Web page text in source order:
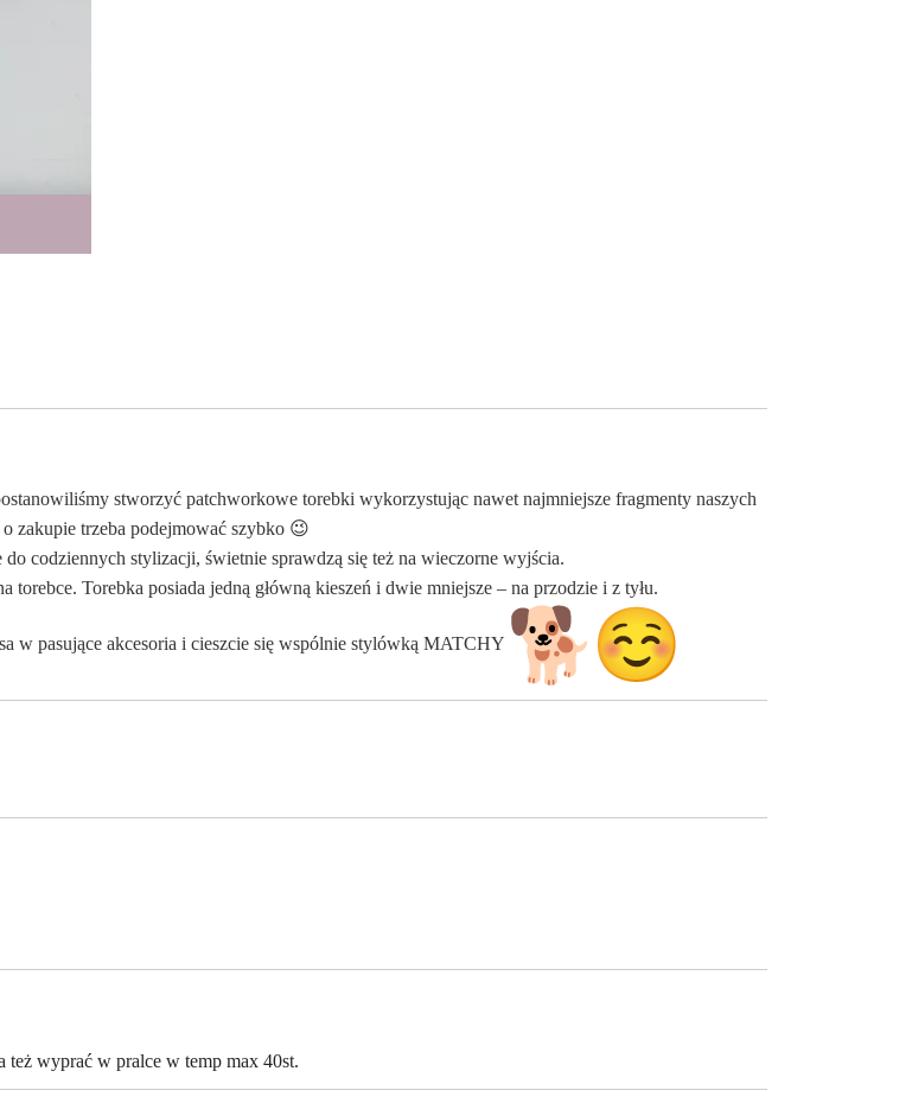
stworzyć patchworkowe torebki wykorzystując nawet najmniejsze fragmenty naszych
zakupie trzeba podejmować szybko 😉
codziennych stylizacji, świetnie sprawdzą się też na wieczorne wyjścia.
Torebka posiada jedną główną kieszeń i dwie mniejsze – na przodzie i z tyłu.
pasujące akcesoria i cieszcie się wspólnie stylówką MATCHY
też wyprać w pralce w temp max 40st.